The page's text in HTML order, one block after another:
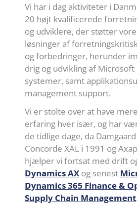
Vi har i dag aktiviteter i
20 højt kvalificerede
og udviklere, der støtter
løsninger af
og forbedringer, herunder
drig og udvikling af Microsoft
systemer, samt
management support.
Vi er stolte over at have
erfaring hver især, og har
de tidlige dage, da
Concorde XAL i 1991 og
hjælper vi fortsat med drift
Dynamics AX og senest
Dynamics 365 Finance &
Supply Chain Management.